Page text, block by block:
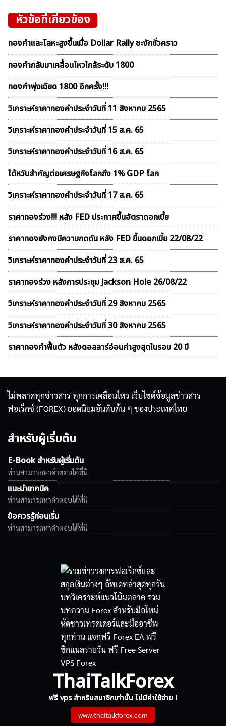
หัวข้อที่เกี่ยวข้อง
ทองคำและโลหะสูงขึ้นเมื่อ Dollar Rally ชะงักชั่วคราว
ทองคำกลับมาเคลื่อนไหวใกล้ระดับ 1800
ทองคำพุ่งเฉียด 1800 อีกครั้ง!!!
วิเคราะห์ราคาทองคําประจำวันที่ 11 สิงหาคม 2565
วิเคราะห์ราคาทองคําประจำวันที่ 15 ส.ค. 65
วิเคราะห์ราคาทองคําประจำวันที่ 16 ส.ค. 65
ไต้หวันสำคัญต่อเศรษฐกิจโลกถึง 1% GDP โลก
วิเคราะห์ราคาทองคําประจำวันที่ 17 ส.ค. 65
ราคาทองร่วง!!! หลัง FED ประกาศขึ้นอัตราดอกเบี้ย
ราคาทองยังคงมีความกดดัน หลัง FED ขึ้นดอกเบี้ย 22/08/22
วิเคราะห์ราคาทองคําประจำวันที่ 23 ส.ค. 65
ราคาทองร่วง หลังการประชุม Jackson Hole 26/08/22
วิเคราะห์ราคาทองคําประจำวันที่ 29 สิงหาคม 2565
วิเคราะห์ราคาทองคําประจำวันที่ 30 สิงหาคม 2565
ราคาทองคำฟื้นตัว หลังดอลลาร์อ่อนค่าสูงสุดในรอบ 20 ปี
ไม่พลาดทุกข่าวสาร ทุกการเคลื่อนไหว เว็บไซต์ข้อมูลข่าวสาร
ฟอเร็กซ์ (FOREX) ยอดนิยมอันดับต้น ๆ ของประเทศไทย
สำหรับผู้เริ่มต้น
E-Book สำหรับผู้เริ่มต้น
ท่านสามารถหาคำตอบได้ที่นี่
แนะนำเทคนิค
ท่านสามารถหาคำตอบได้ที่นี่
ข้อควรรู้ก่อนเริ่ม
ท่านสามารถหาคำตอบได้ที่นี่
ThaiTalkForex
ฟรี vps สำหรับสมาชิกเท่านั้น ไม่มีค่าใช้จ่าย !
www.thaitalkforex.com